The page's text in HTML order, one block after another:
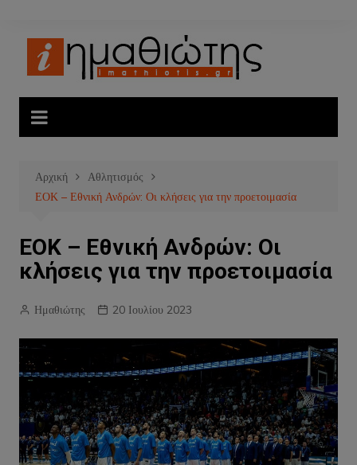
περιεχόμενο
Αρχική
Αθλητισμός
ΕΟΚ – Εθνική Ανδρών: Οι κλήσεις για την προετοιμασία
ΕΟΚ – Εθνική Ανδρών: Οι
κλήσεις για την προετοιμασία
Ημαθιώτης 20 Ιουλίου 2023